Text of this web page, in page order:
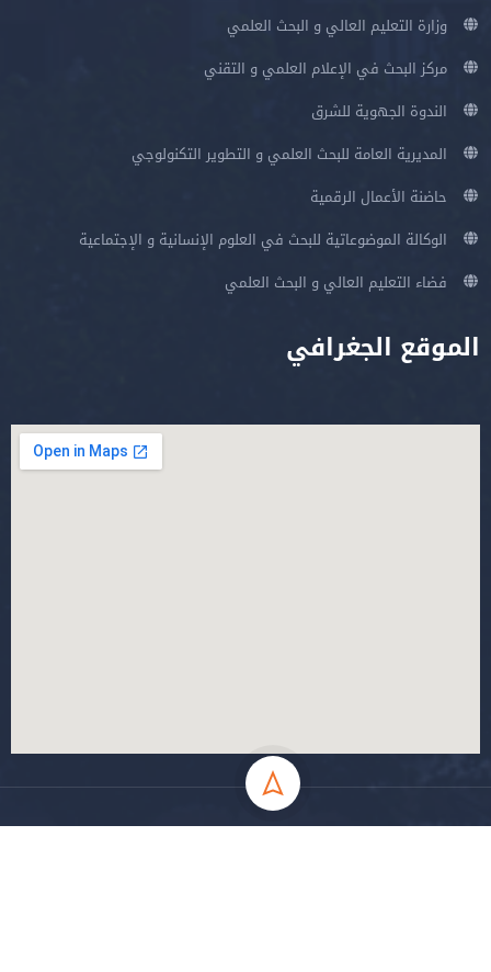
وزارة التعليم العالي و البحث العلمي
مركز البحث في الإعلام العلمي و التقني
الندوة الجهوية للشرق
المديرية العامة للبحث العلمي و التطوير التكنولوجي
حاضنة الأعمال الرقمية
الوكالة الموضوعاتية للبحث في العلوم الإنسانية و الإجتماعية
فضاء التعليم العالي و البحث العلمي
الموقع الجغرافي
جميع الحقوق محفوظة جامعة المسيلة - 2024